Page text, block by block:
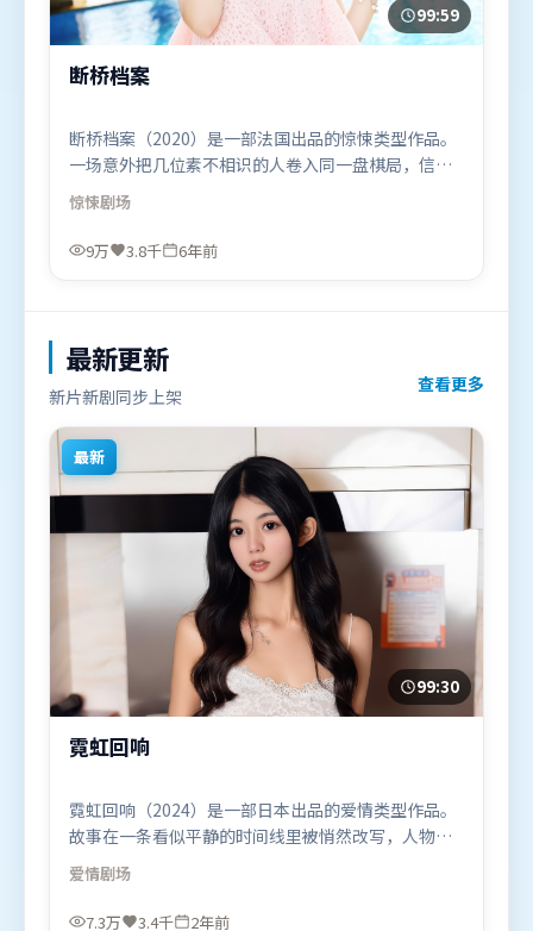
99:59
断桥档案
断桥档案（2020）是一部法国出品的惊悚类型作品。
一场意外把几位素不相识的人卷入同一盘棋局，信任
与背叛交替上演。高潮段落信息密度高，情绪释放与
主题回扣同时完成。由洪常秀执导，廖凡、基里安·
墨菲、木村拓哉，张家辉、沈腾、长泽雅美等联袂出
惊悚剧场
9万 3.8千 6年前
最新更新
新片新剧同步上架
查看更多
最新
99:30
霓虹回响
霓虹回响（2024）是一部日本出品的爱情类型作品。
故事在一条看似平静的时间线里被悄然改写，人物被
迫直面过去与现在的撕裂。叙事线索多线并进，最终
在关键节点收束。由宁浩执导，刘亦菲、周迅、提莫
西·查拉米，咏梅、基里安·墨菲、全智贤等联袂出
爱情剧场
7.3万 3.4千 2年前